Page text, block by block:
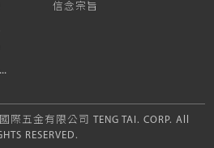
信念宗旨
際五金有限公司 TENG TAI. CORP. All
RESERVED.